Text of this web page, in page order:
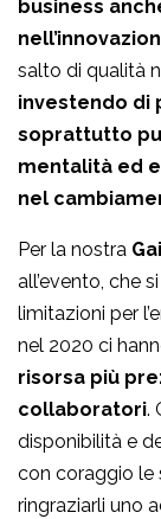
business
salto di qualità
investendo di
soprattutto
mentalità ed
nel
Per la nostra
all’evento, che
limitazioni per
nel 2020 ci
risorsa più
collaboratori.
disponibilità e
con coraggio le
ringraziarli uno